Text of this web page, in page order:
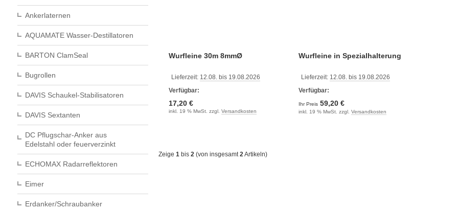
Ankerlaternen
AQUAMATE Wasser-Destillatoren
BARTON ClamSeal
Bugrollen
DAVIS Schaukel-Stabilisatoren
DAVIS Sextanten
DC Pflugschar-Anker aus
Edelstahl oder feuerverzinkt
ECHOMAX Radarreflektoren
Eimer
Erdanker/Schraubanker
Wurfleine 30m 8mmØ
Lieferzeit: 12.08. bis 19.08.2026
Verfügbar:
17,20 €
inkl. 19 % MwSt. zzgl. Versandkosten
Wurfleine in Spezialhalterung
Lieferzeit: 12.08. bis 19.08.2026
Verfügbar:
Ihr Preis 59,20 €
inkl. 19 % MwSt. zzgl. Versandkosten
Zeige 1 bis 2 (von insgesamt2Artikeln)